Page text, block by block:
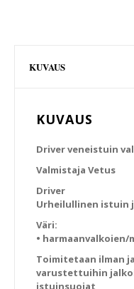
KUVAUS
KUVAUS
Driver veneistuin
Valmistaja Vetus
Driver
Urheilullinen istuin
Väri:
• harmaanvalkoien/
Toimitetaan ilman
varustettuihin
istuinsuojat